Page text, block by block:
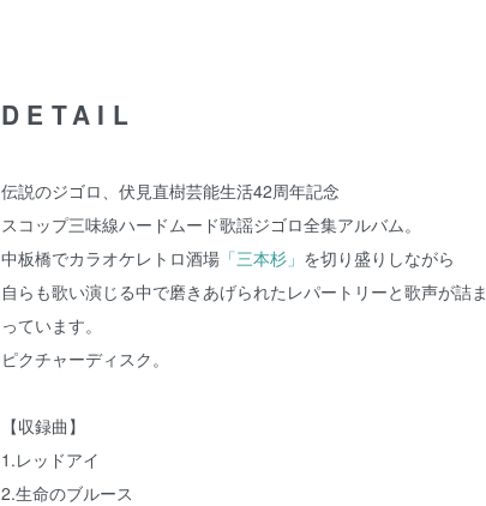
DETAIL
伝説のジゴロ、伏見直樹芸能生活42周年記念
スコップ三味線ハードムード歌謡ジゴロ全集アルバム。
中板橋でカラオケレトロ酒場 「三本杉」 を切り盛りしながら
自らも歌い演じる中で磨きあげられたレパートリーと歌声が詰ま
っています。
ピクチャーディスク。
【収録曲】
1.レッドアイ
2.生命のブルース